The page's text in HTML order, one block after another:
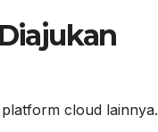
cloud lainnya.